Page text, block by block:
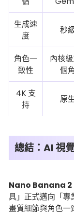
生成速
度
秒
角色一
致性
內核
個
4K 支
持
原
總結：AI 視
Nano Banana 2
具」正式邁向「專
畫質細節與角色一